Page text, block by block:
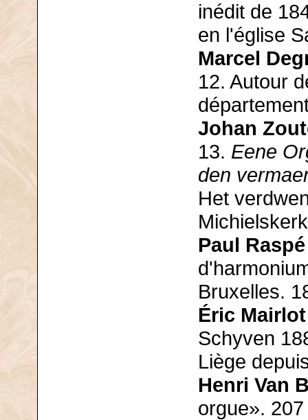
inédit de
en l'église
Marcel
12. Autour
Johan
13. Eene
den
Het
Paul Raspé
Bruxelles.
Éric Mairlot
Schyven
Liège
Henri Van
orgue». 207